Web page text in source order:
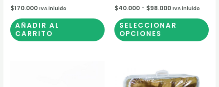
$170.000 IVA inluido
AÑADIR AL
CARRITO
$40.000 - $98.000 IVA inluido
SELECCIONAR
OPCIONES
de
producto